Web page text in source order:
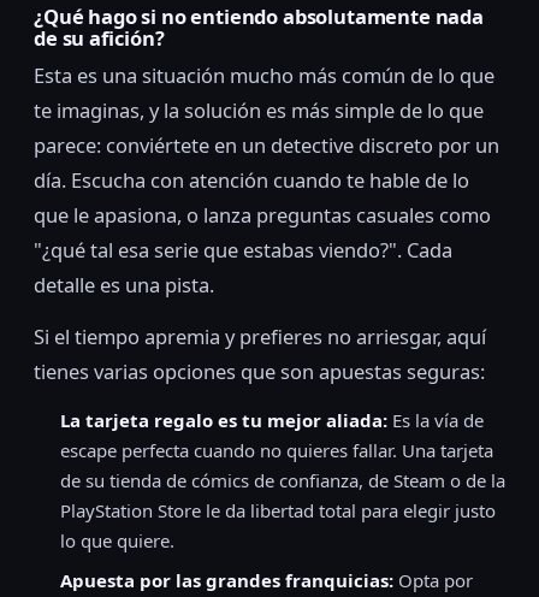
¿Qué hago si no entiendo absolutamente nada
de su afición?
Esta es una situación mucho más común de lo que
te imaginas, y la solución es más simple de lo que
parece: conviértete en un detective discreto por un
día. Escucha con atención cuando te hable de lo
que le apasiona, o lanza preguntas casuales como
"¿qué tal esa serie que estabas viendo?". Cada
detalle es una pista.
Si el tiempo apremia y prefieres no arriesgar, aquí
tienes varias opciones que son apuestas seguras:
La tarjeta regalo es tu mejor aliada: Es la vía de
escape perfecta cuando no quieres fallar. Una tarjeta
de su tienda de cómics de confianza, de Steam o de la
PlayStation Store le da libertad total para elegir justo
lo que quiere.
Apuesta por las grandes franquicias: Opta por